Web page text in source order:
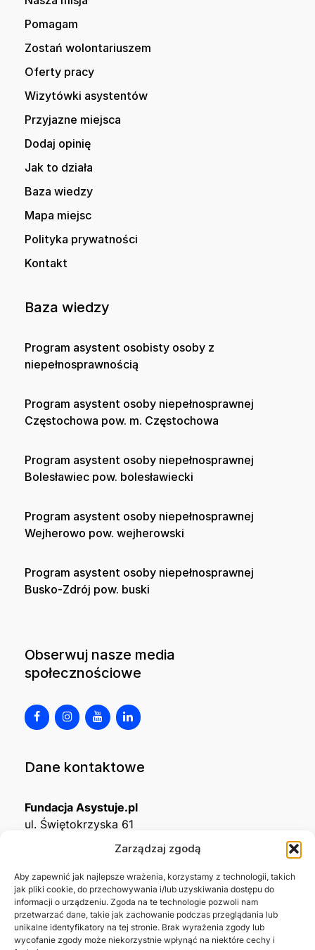
Zarządzaj zgodą
Aby zapewnić jak najlepsze wrażenia, korzystamy z technologii, takich
jak pliki cookie, do przechowywania i/lub uzyskiwania dostępu do
informacji o urządzeniu. Zgoda na te technologie pozwoli nam
przetwarzać dane, takie jak zachowanie podczas przeglądania lub
unikalne identyfikatory na tej stronie. Brak wyrażenia zgody lub
wycofanie zgody może niekorzystnie wpłynąć na niektóre cechy i
Pomagam
Zostań wolontariuszem
Oferty pracy
Wizytówki asystentów
Przyjazne miejsca
Dodaj opinię
Jak to działa
Baza wiedzy
Mapa miejsc
Polityka prywatności
Kontakt
Baza wiedzy
Program asystent osobisty osoby z
niepełnosprawnością
Program asystent osoby niepełnosprawnej
Częstochowa pow. m. Częstochowa
Program asystent osoby niepełnosprawnej
Bolesławiec pow. bolesławiecki
Program asystent osoby niepełnosprawnej
Wejherowo pow. wejherowski
Program asystent osoby niepełnosprawnej
Busko-Zdrój pow. buski
Obserwuj nasze media
społecznościowe
Dane kontaktowe
Fundacja Asystuje.pl
ul. Świętokrzyska 61
KRS0001215994
NIP5492488380
REGON543667703